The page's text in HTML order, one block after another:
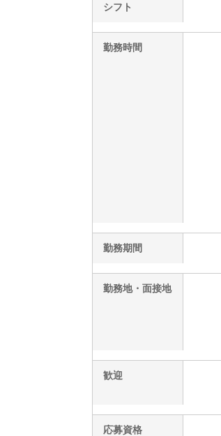
シフト
勤務時間
勤務期間
勤務地・面接地
歓迎
応募資格